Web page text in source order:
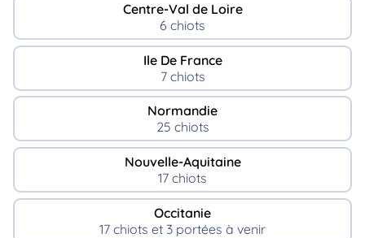
Centre-Val de Loire
6 chiots
Ile De France
7 chiots
Normandie
25 chiots
Nouvelle-Aquitaine
17 chiots
Occitanie
17 chiots et 3 portées à venir